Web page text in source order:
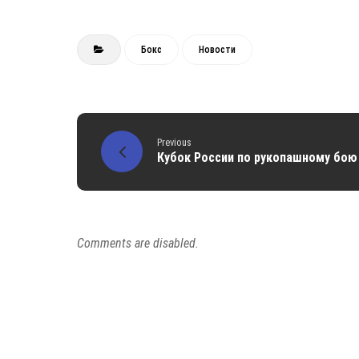
Бокс Новости
Previous
Кубок России по рукопашному бою
Comments are disabled.